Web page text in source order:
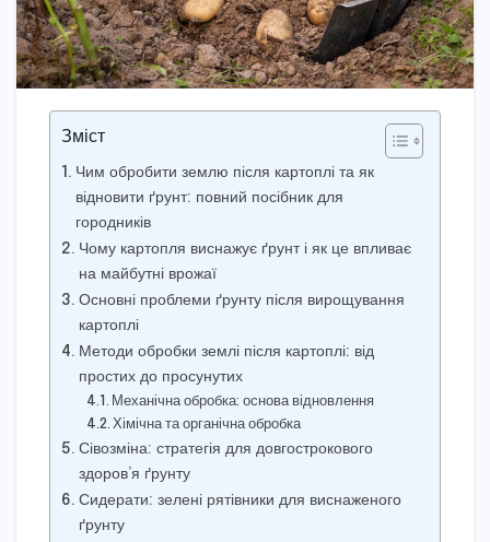
Зміст
Чим обробити землю після картоплі та як
відновити ґрунт: повний посібник для
городників
Чому картопля виснажує ґрунт і як це впливає
на майбутні врожаї
Основні проблеми ґрунту після вирощування
картоплі
Методи обробки землі після картоплі: від
простих до просунутих
Механічна обробка: основа відновлення
Хімічна та органічна обробка
Сівозміна: стратегія для довгострокового
здоров’я ґрунту
Сидерати: зелені рятівники для виснаженого
ґрунту